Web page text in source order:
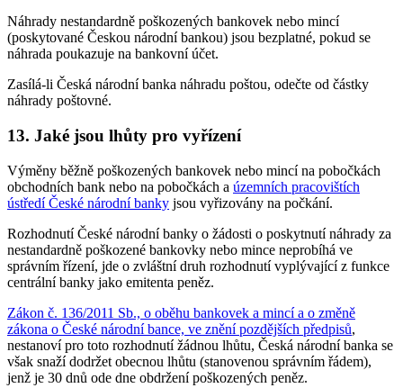
Náhrady nestandardně poškozených bankovek nebo mincí
(poskytované Českou národní bankou) jsou bezplatné, pokud se
náhrada poukazuje na bankovní účet.
Zasílá-li Česká národní banka náhradu poštou, odečte od částky
náhrady poštovné.
13. Jaké jsou lhůty pro vyřízení
Výměny běžně poškozených bankovek nebo mincí na pobočkách
obchodních bank nebo na pobočkách a územních pracovištích
ústředí České národní banky jsou vyřizovány na počkání.
Rozhodnutí České národní banky o žádosti o poskytnutí náhrady za
nestandardně poškozené bankovky nebo mince neprobíhá ve
správním řízení, jde o zvláštní druh rozhodnutí vyplývající z funkce
centrální banky jako emitenta peněz.
Zákon č. 136/2011 Sb., o oběhu bankovek a mincí a o změně
zákona o České národní bance, ve znění pozdějších předpisů,
nestanoví pro toto rozhodnutí žádnou lhůtu, Česká národní banka se
však snaží dodržet obecnou lhůtu (stanovenou správním řádem),
jenž je 30 dnů ode dne obdržení poškozených peněz.